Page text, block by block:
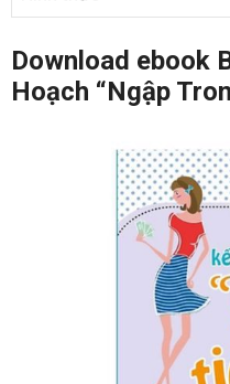
Download ebook
Hoạch “Ngập